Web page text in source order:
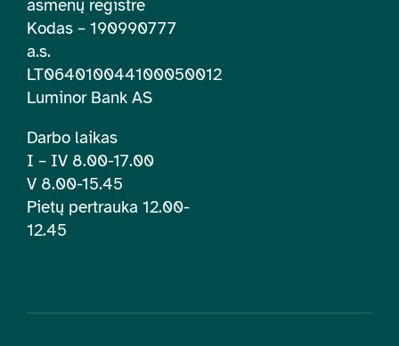
asmenų registre
Kodas – 190990777
a.s.
LT064010044100050012
Luminor Bank AS
Darbo laikas
I – IV 8.00-17.00
V 8.00-15.45
Pietų pertrauka 12.00-
12.45